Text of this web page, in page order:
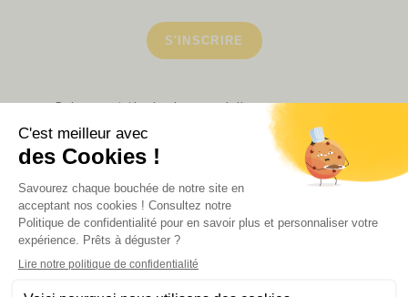
S'INSCRIRE
Retrouvez ici toutes les newsletters que vous avez
VOIR NOS PARTENAIRES
LA BOUTIQUE